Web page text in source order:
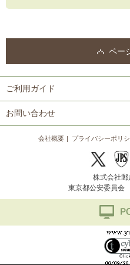
ペー
ご利用ガイド
お問い合わせ
会社概要 プライバシーポリ
株式会社郵
東京都公安委員